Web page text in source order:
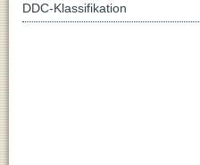
DDC-Klassifikation